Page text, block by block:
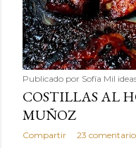
Publicado por Sofía Mil
COSTILLAS AL
MUÑOZ
Compartir 23